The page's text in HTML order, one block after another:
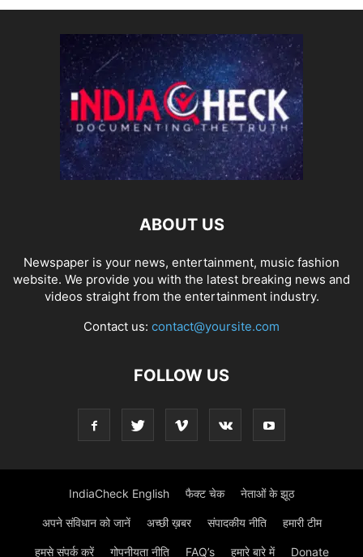
ABOUT US
Newspaper is your news, entertainment, music fashion
website. We provide you with the latest breaking news and
videos straight from the entertainment industry.
Contact us: contact@yoursite.com
FOLLOW US
IndiaCheck English फैक्ट चेक नेताओं के झूठ
अपने संविधान को जानें अच्छी ख़बर संपादकीय नीति हमारी टीम
हमसे संपर्क करें गोपनीयता नीति FAQ’s हमारे बारे में Donate